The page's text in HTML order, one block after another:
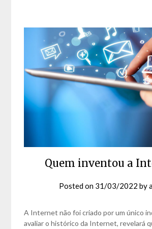
Quem inventou a
Posted on 31/03/2022 by
A Internet não foi criado por um único
avaliar o histórico da Internet, revelará